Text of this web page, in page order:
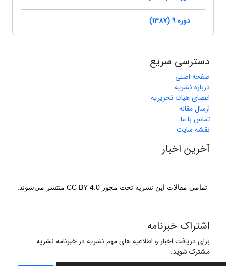
دوره 9 (1387)
دسترسی سریع
صفحه اصلی
درباره نشریه
اعضای هیات تحریریه
ارسال مقاله
تماس با ما
نقشه سایت
آخرین اخبار
تمامی مقالات این نشریه تحت مجوز CC BY 4.0 منتشر می‌شوند.
اشتراک خبرنامه
برای دریافت اخبار و اطلاعیه های مهم نشریه در خبرنامه نشریه
مشترک شوید.